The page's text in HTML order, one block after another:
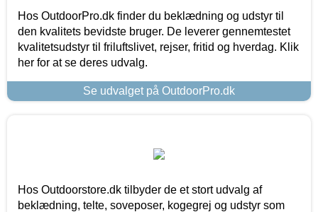
Hos OutdoorPro.dk finder du beklædning og udstyr til
den kvalitets bevidste bruger. De leverer gennemtestet
kvalitetsudstyr til friluftslivet, rejser, fritid og hverdag. Klik
her for at se deres udvalg.
Se udvalget på OutdoorPro.dk
Hos Outdoorstore.dk tilbyder de et stort udvalg af
beklædning, telte, soveposer, kogegrej og udstyr som